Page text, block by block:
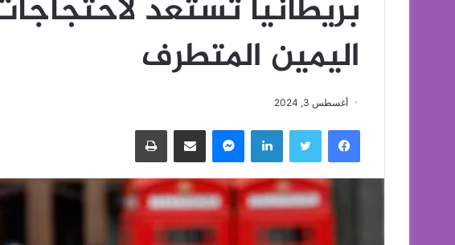
بريطانيا تستعد
اليمين المتطرف
أغسطس 3, 2024
فيسبوك تويتر لينكدإن ماسنجر مشاركة عبر البريد طباعة